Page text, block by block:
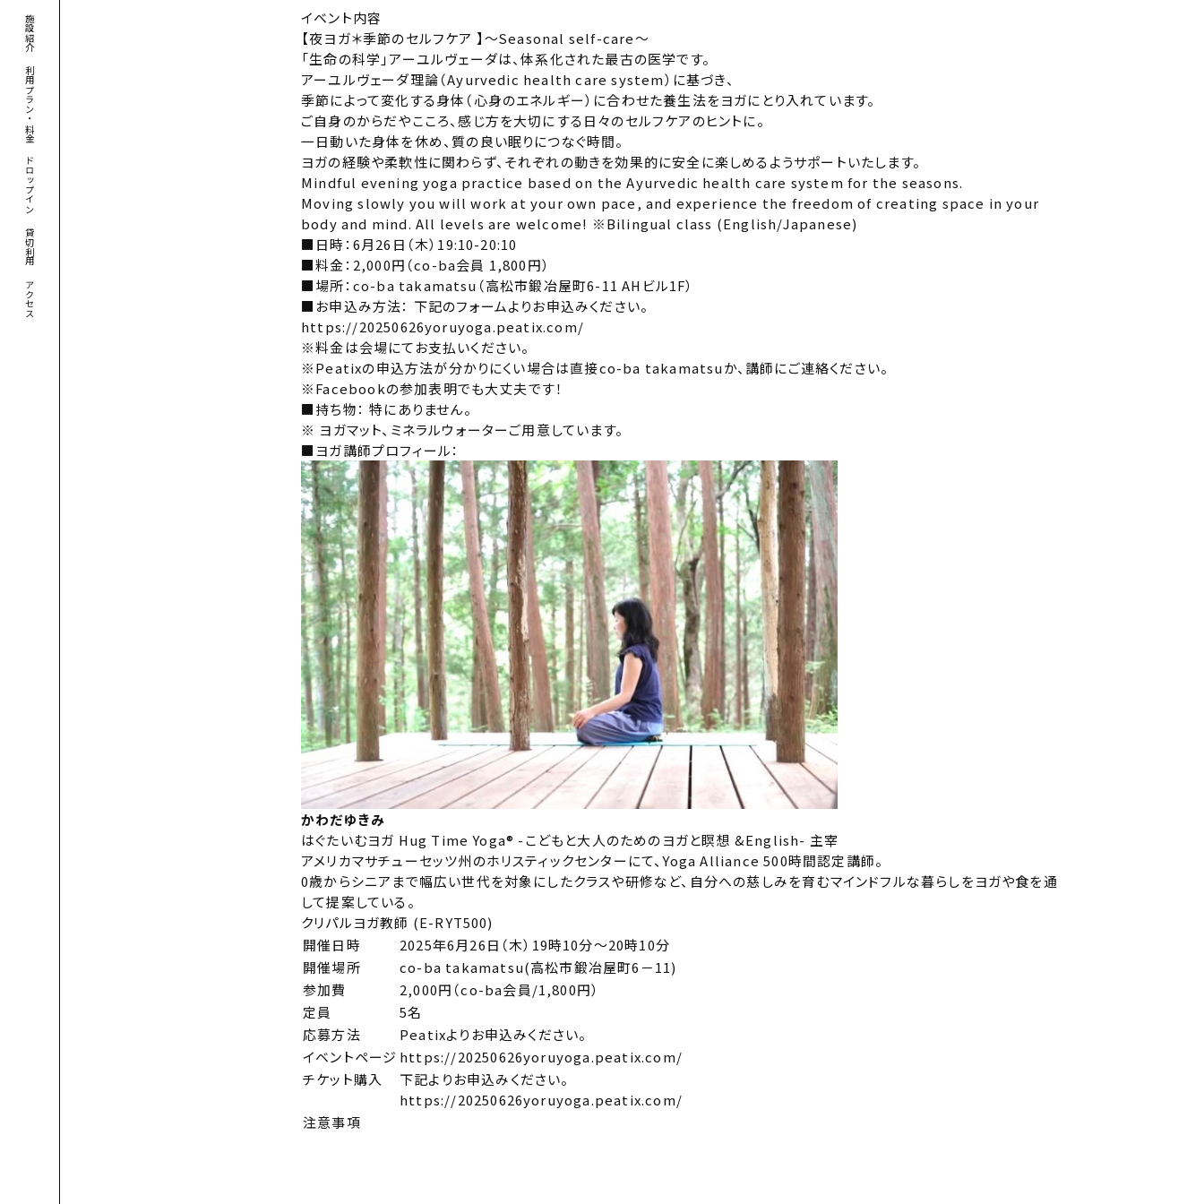
施設紹介
利用プラン・料金
ドロップイン
貸切利用
アクセス
イベント内容
【夜ヨガ＊季節のセルフケア 】〜Seasonal self-care〜
「生命の科学」アーユルヴェーダは、体系化された最古の医学です。
アーユルヴェーダ理論（Ayurvedic health care system）に基づき、
季節によって変化する身体（心身のエネルギー）に合わせた養生法をヨガにとり入れています。
ご自身のからだやこころ、感じ方を大切にする日々のセルフケアのヒントに。
一日動いた身体を休め、質の良い眠りにつなぐ時間。
ヨガの経験や柔軟性に関わらず、それぞれの動きを効果的に安全に楽しめるようサポートいたします。
Mindful evening yoga practice based on the Ayurvedic health care system for the seasons.
Moving slowly you will work at your own pace, and experience the freedom of creating space in your
body and mind. All levels are welcome! ※Bilingual class (English/Japanese)
■日時：6月26日（木）19:10-20:10
■料金：2,000円（co-ba会員 1,800円）
■場所：co-ba takamatsu（高松市鍛冶屋町6-11 AHビル1F）
■お申込み方法： 下記のフォームよりお申込みください。
https://20250626yoruyoga.peatix.com/
※料金は会場にてお支払いください。
※Peatixの申込方法が分かりにくい場合は直接co-ba takamatsuか、講師にご連絡ください。
※Facebookの参加表明でも大丈夫です！
■持ち物： 特にありません。
※ ヨガマット、ミネラルウォーターご用意しています。
■ヨガ講師プロフィール：
かわだゆきみ
はぐたいむヨガ Hug Time Yoga®︎ -こどもと大人のためのヨガと瞑想 &English- 主宰
アメリカマサチューセッツ州のホリスティックセンターにて、Yoga Alliance 500時間認定講師。
0歳からシニアまで幅広い世代を対象にしたクラスや研修など、自分への慈しみを育むマインドフルな暮らしをヨガや食を通
して提案している。
クリパルヨガ教師 (E-RYT500)
開催日時
2025年6月26日（木）19時10分～20時10分
開催場所
co-ba takamatsu(高松市鍛冶屋町6－11)
参加費
2,000円（co-ba会員/1,800円）
定員
5名
応募方法
Peatixよりお申込みください。
イベントページ https://20250626yoruyoga.peatix.com/
チケット購入
下記よりお申込みください。
https://20250626yoruyoga.peatix.com/
注意事項